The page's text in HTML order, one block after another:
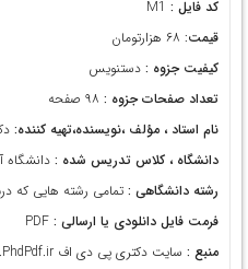
کد فایل :M1
قیمت: ۶۸ هزارتومان
کیفیت جزوه :دستنویس
تعداد صفحات جزوه :۹۸ صفحه
نام استاد ، مؤلف ،نویسنده،تهیه کننده:
دانشگاه ، کلاس تدریس شده :دانشگاه
رشته دانشگاهی :تمامی رشته هایی که
فرمت فایل دانلودی یا ارسالی :PDF
منبع :سایت دکتری پی دی اف www.PhdPdf.ir